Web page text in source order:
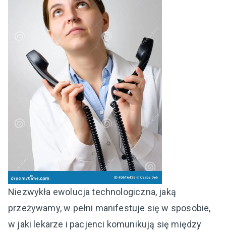
Niezwykła ewolucja technologiczna, jaką
przeżywamy, w pełni manifestuje się w sposobie,
w jaki lekarze i pacjenci komunikują się między